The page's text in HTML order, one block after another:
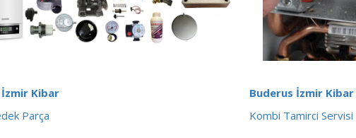
Kibar
Parça
Buderus İzmir Kibar
Kombi Tamirci Servisi